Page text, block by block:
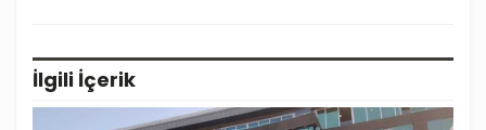
İlgili İçerik